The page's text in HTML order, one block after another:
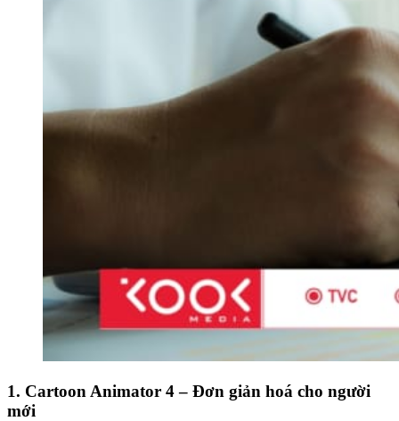
1. Cartoon Animator 4 – Đơn giản hoá cho người
mới